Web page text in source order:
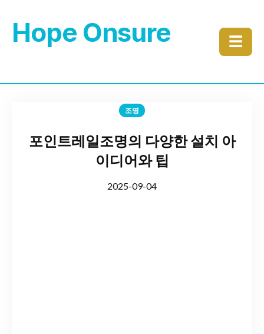
Hope Onsure ☰
조명
포인트레일조명의 다양한 설치 아
이디어와 팁
2025-09-04